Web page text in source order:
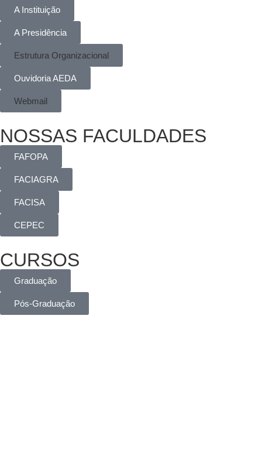
A Instituição
A Presidência
Estrutura Organizacional
Ouvidoria AEDA
Webmail
NOSSAS FACULDADES
FAFOPA
FACIAGRA
FACISA
CEPEC
CURSOS
Graduação
Pós-Graduação